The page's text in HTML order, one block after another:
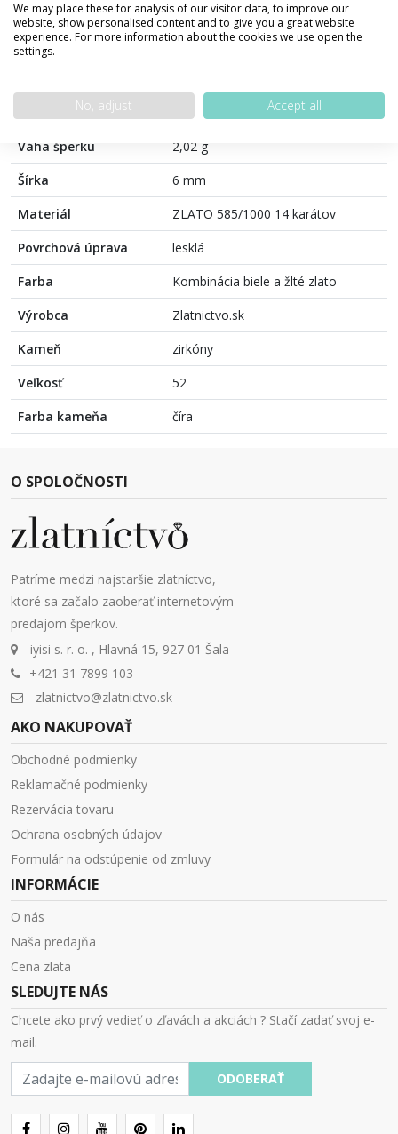
Váha šperku
2,02 g
Šírka
6 mm
Materiál
ZLATO 585/1000 14 karátov
Povrchová úprava
lesklá
Farba
Kombinácia biele a žlté zlato
Výrobca
Zlatnictvo.sk
Kameň
zirkóny
Veľkosť
52
Farba kameňa
číra
O SPOLOČNOSTI
Patríme medzi najstaršie zlatníctvo,
ktoré sa začalo zaoberať internetovým
predajom šperkov.
iyisi s. r. o. , Hlavná 15, 927 01 Šala
+421 31 7899 103
zlatnictvo@zlatnictvo.sk
AKO NAKUPOVAŤ
Obchodné podmienky
Reklamačné podmienky
Rezervácia tovaru
Ochrana osobných údajov
Formulár na odstúpenie od zmluvy
INFORMÁCIE
O nás
Naša predajňa
Cena zlata
SLEDUJTE NÁS
Chcete ako prvý vedieť o zľavách a akciách ? Stačí zadať svoj e-
mail.
mail
ODOBERAŤ
We may place these for analysis of our visitor data, to improve our
website, show personalised content and to give you a great website
experience. For more information about the cookies we use open the
settings.
No, adjust Accept all